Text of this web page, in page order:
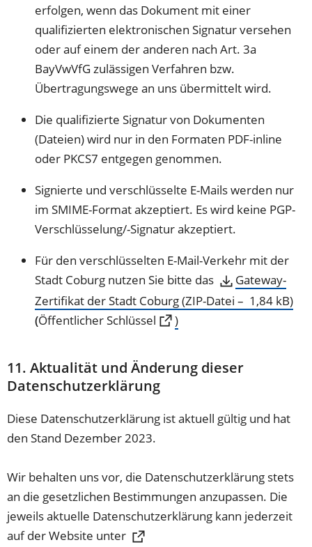
erfolgen, wenn das Dokument mit einer
qualifizierten elektronischen Signatur versehen
oder auf einem der anderen nach Art. 3a
BayVwVfG zulässigen Verfahren bzw.
Übertragungswege an uns übermittelt wird.
Die qualifizierte Signatur von Dokumenten
(Dateien) wird nur in den Formaten PDF-inline
oder PKCS7 entgegen genommen.
Signierte und verschlüsselte E-Mails werden nur
im SMIME-Format akzeptiert. Es wird keine PGP-
Verschlüsselung/-Signatur akzeptiert.
Für den verschlüsselten E-Mail-Verkehr mit der
Stadt Coburg nutzen Sie bitte das
Gateway-
Zertifikat der Stadt Coburg ZIP-Datei
1,84 kB
(Öffentlicher Schlüssel )
(Öffnet
einem
neuen
11. Aktualität und Änderung dieser
Datenschutzerklärung
Diese Datenschutzerklärung ist aktuell gültig und hat
den Stand Dezember 2023.
Wir behalten uns vor, die Datenschutzerklärung stets
an die gesetzlichen Bestimmungen anzupassen. Die
jeweils aktuelle Datenschutzerklärung kann jederzeit
auf der Website unter